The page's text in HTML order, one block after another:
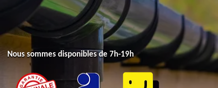
Nous sommes disponibles de 7h-19h